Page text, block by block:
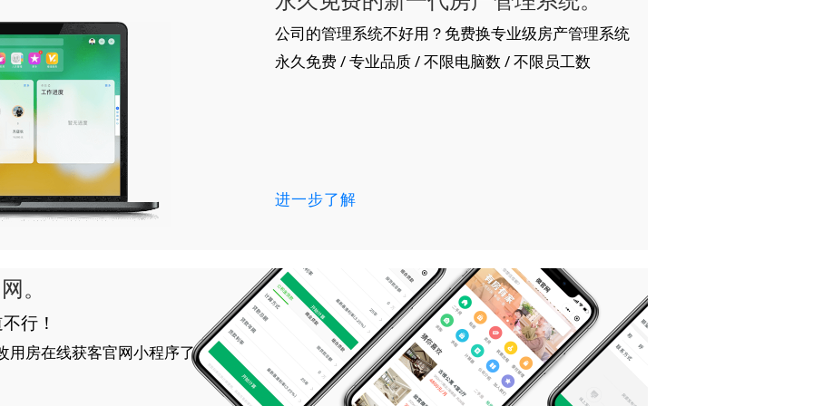
公司的管理系统不好用？免费换专业级房产管理系统
永久免费 / 专业品质 / 不限电脑数 / 不限员工数
进一步了解
。
行！
用房在线获客官网小程序了